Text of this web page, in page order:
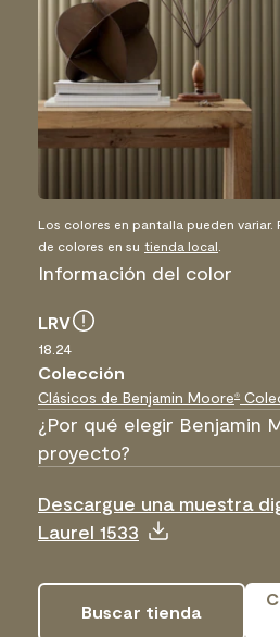
Los colores en pantalla pueden variar.
de colores en su tienda local
Información del color
LRV
18.24
Colección
Clásicos de Benjamin Moore®
¿Por qué elegir Benjamin
proyecto?
Descargue una muestra
Laurel 1533
Buscar tienda